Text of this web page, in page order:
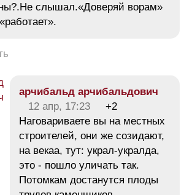
слышал.«Доверяй ворам»
арчибальд арчибальдович
12 апр, 17:23
+2
Наговариваете вы на местных
строителей, они же созидают,
на векаа, тут: украл-укралда,
это - пошло уличать так.
Потомкам достанутся плоды